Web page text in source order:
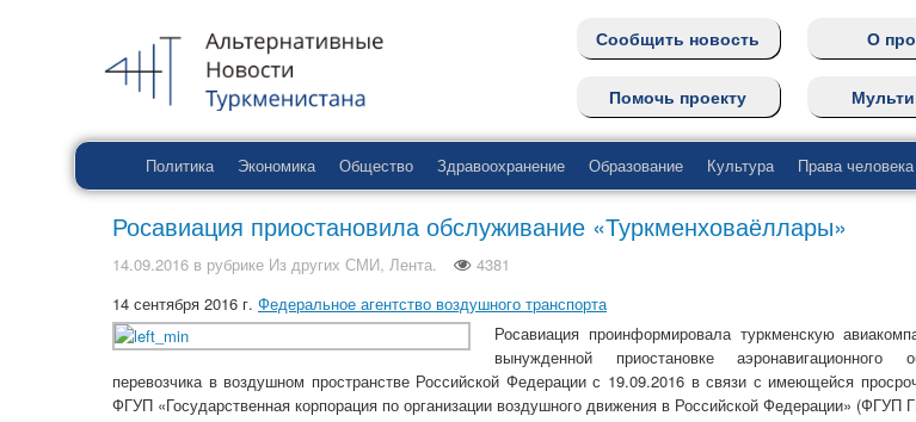
Сообщить новость
Помочь проекту
О
Политика Экономика Общество Здравоохранение Образование Культура Права человека
Росавиация приостановила обслуживание «Туркменховаёллары»
14.09.2016 в рубрике Из других СМИ, Лента.
4381
14 сентября 2016 г. Федеральное агентство воздушного транспорта
Росавиация проинформировала туркменскую
вынужденной приостановке
перевозчика в воздушном пространстве Российской Федерации с 19.09.2016 в связи с имеющейся
ФГУП «Государственная корпорация по организации воздушного движения в Российской Федерации» (ФГУП